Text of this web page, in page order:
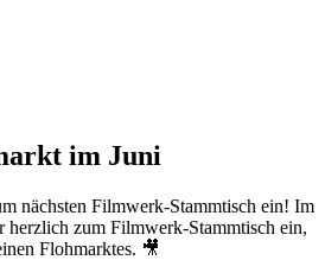
im Juni
nächsten Filmwerk-Stammtisch ein! Im
herzlich zum Filmwerk-Stammtisch ein,
Flohmarktes. 🎥